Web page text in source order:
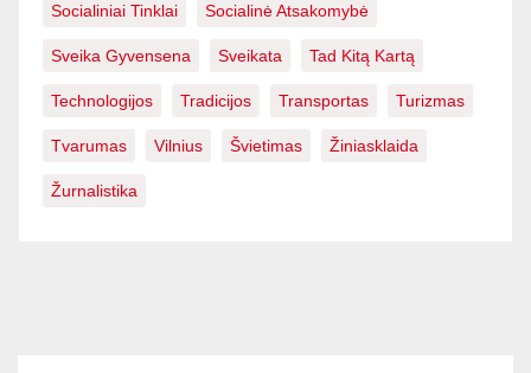
Socialiniai Tinklai Socialinė Atsakomybė
Sveika Gyvensena Sveikata Tad Kitą Kartą
Technologijos Tradicijos Transportas Turizmas
Tvarumas Vilnius Švietimas Žiniasklaida
Žurnalistika